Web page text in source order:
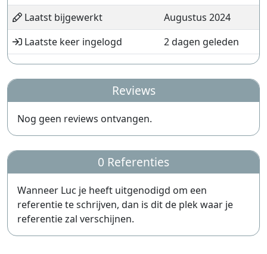
Laatst bijgewerkt
Augustus 2024
Laatste keer ingelogd
2 dagen geleden
Reviews
Nog geen reviews ontvangen.
0 Referenties
Wanneer Luc je heeft uitgenodigd om een
referentie te schrijven, dan is dit de plek waar je
referentie zal verschijnen.